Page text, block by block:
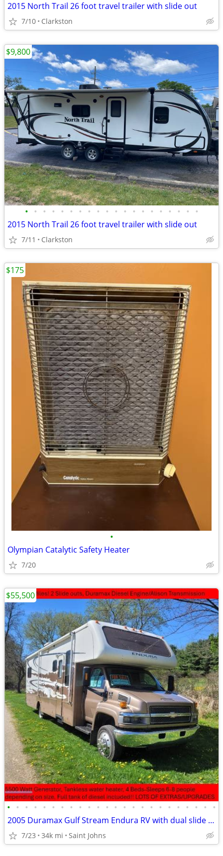
2015 North Trail 26 foot travel trailer with slide out
7/10 Clarkston
• • • • • • • • • • • • • • • • • • • •
2015 North Trail 26 foot travel trailer with slide out
7/11 Clarkston
$9,800
•
Olympian Catalytic Safety Heater
7/20
$175
• • • • • • • • • • • • • • • • • • • • • • • •
2005 Duramax Gulf Stream Endura RV with dual slide outs, 33k miles! PRICE REDUCE
7/23 34k mi Saint Johns
$55,500